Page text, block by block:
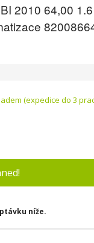
2010 64,00
(expedice do 3
níže.